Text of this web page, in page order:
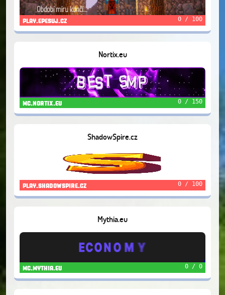
play.epesuj.cz 0 / 100
Nortix.eu
mc.nortix.eu 0 / 150
ShadowSpire.cz
play.shadowspire.cz 0 / 100
Mythia.eu
mc.mythia.eu 0 / 0